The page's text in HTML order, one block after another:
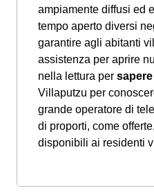
ampiamente diffusi ed
tempo aperto diversi
garantire agli abitanti
assistenza per aprire
nella lettura per
Villaputzu per
grande operatore di
di proporti, come
disponibili ai residenti